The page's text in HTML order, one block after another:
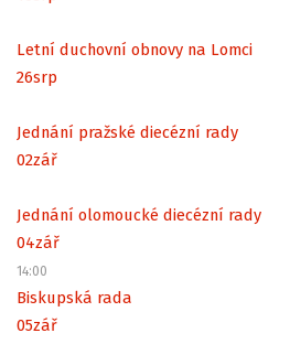
Letní duchovní obnovy na Lomci
26srp
Jednání pražské diecézní rady
02zář
Jednání olomoucké diecézní rady
04zář
14:00
Biskupská rada
05zář